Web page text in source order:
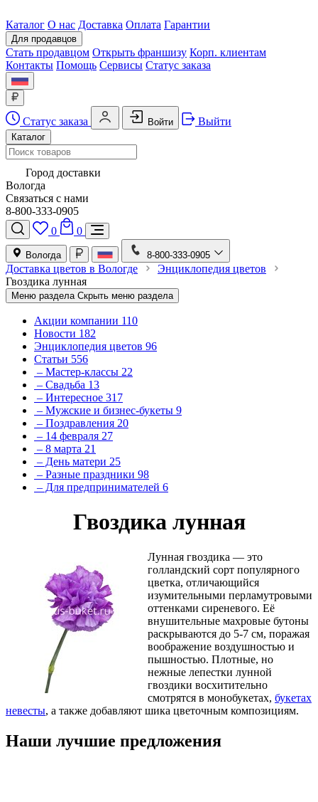
Каталог О нас Доставка Оплата Гарантии
Для продавцов
Стать продавцом Открыть франшизу Корп. клиентам
Контакты Помощь Сервисы Статус заказа
Статус заказа Войти Выйти
Каталог
Город доставки
Вологда
Связаться с нами
8-800-333-0905
0
0
Вологда 8-800-333-0905
Доставка цветов в Вологде
Энциклопедия цветов
Гвоздика лунная
Меню раздела Скрыть меню раздела
Акции компании 110
Новости 182
Энциклопедия цветов 96
Статьи 556
– Мастер-классы 22
– Свадьба 13
– Интересное 317
– Мужские и бизнес-букеты 9
– Поздравления 20
– 14 февраля 27
– 8 марта 21
– День матери 25
– Разные праздники 98
– Для предпринимателей 6
Гвоздика лунная
Лунная гвоздика — это
голландский сорт популярного
цветка, отличающийся
изумительными перламутровыми
оттенками сиреневого. Её
внушительные махровые бутоны
раскрываются до 5-7 см, поражая
воображение воздушностью и
пышностью. Плотные, но
нежные лепестки лунной
гвоздики восхитительно
смотрятся в монобукетах, букетах
невесты, а также добавляют шика цветочным композициям.
Наши лучшие предложения